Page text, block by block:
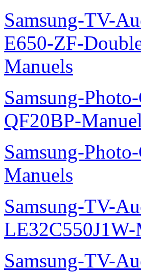
Samsung-TV-
E650-ZF-
Manuels
Samsung-
QF20BP-
Samsung-
Manuels
Samsung-TV-
LE32C550J1W-
Samsung-TV-